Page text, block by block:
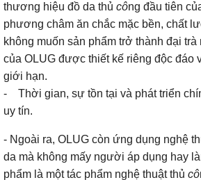
thương hiệu đồ da thủ công đầu tiên
phương châm ăn chắc mặc bền, chất
không muốn sản phẩm trở thành đại
của OLUG được thiết kế riêng độc đáo
giới hạn.
- Thời gian, sự tồn tại và phát triển
uy tín.
- Ngoài ra, OLUG còn ứng dụng nghệ
da mà không mấy người áp dụng hay
phẩm là một tác phẩm nghệ thuật thủ cô